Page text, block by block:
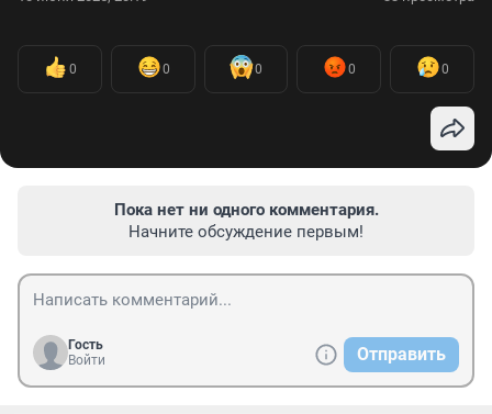
0 0 0 0 0
Пока нет ни одного комментария.
Начните обсуждение первым!
Гость
Войти
Отправить